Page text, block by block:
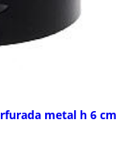
metal h 6 cm